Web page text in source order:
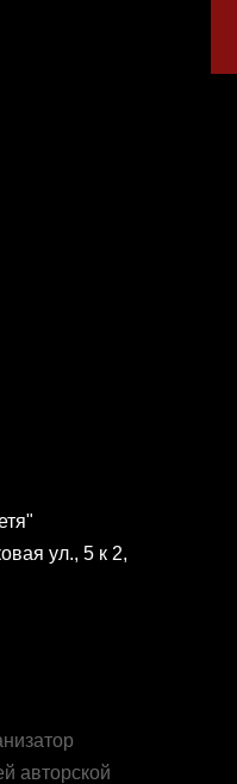
ул., 5 к 2,
авторской